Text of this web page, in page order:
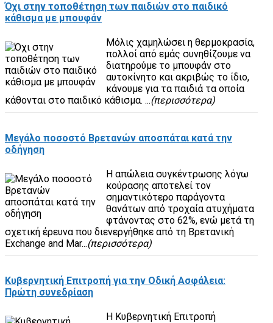
Όχι στην τοποθέτηση των παιδιών στο παιδικό
κάθισμα με μπουφάν
Μόλις χαμηλώσει η θερμοκρασία,
πολλοί από εμάς συνηθίζουμε να
διατηρούμε το μπουφάν στο
αυτοκίνητο και ακριβώς το ίδιο,
κάνουμε για τα παιδιά τα οποία
κάθονται στο παιδικό κάθισμα. ...(περισσότερα)
Μεγάλο ποσοστό Βρετανών αποσπάται κατά την
οδήγηση
Η απώλεια συγκέντρωσης λόγω
κούρασης αποτελεί τον
σημαντικότερο παράγοντα
θανάτων από τροχαία ατυχήματα
φτάνοντας στο 62%, ενώ μετά τη
σχετική έρευνα που διενεργήθηκε από τη Βρετανική
Exchange and Mar...(περισσότερα)
Κυβερνητική Επιτροπή για την Οδική Ασφάλεια:
Πρώτη συνεδρίαση
Η Κυβερνητική Επιτροπή